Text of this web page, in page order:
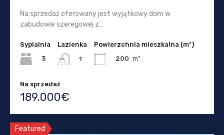
Na sprzedaż oferowany jest wyjątkowy dom w
zabudowie szeregowej z…
Sypialnia
3
Lazienka
1
Powierzchnia mieszkalna (m²)
200 m²
Na sprzedaż
189.000€
Featured